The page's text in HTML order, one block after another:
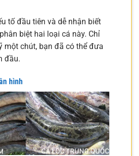
tố đầu tiên và dễ nhận biết
biệt hai loại cá này. Chỉ
một chút, bạn đã có thể đưa
đầu.
hình